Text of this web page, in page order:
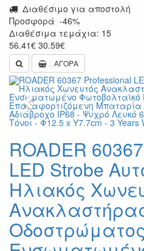
Διαθέσιμο για αποστολή
Προσφορά -46%
Διαθέσιμα τεμάχια: 15
56.41€ 30.59€
ΑΓΟΡΑ
Previous
ROADER
LED Strobe
Ηλιακός